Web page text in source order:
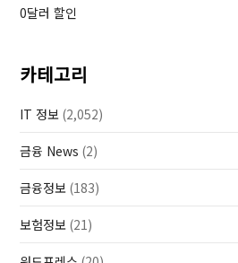
0달러 할인
카테고리
IT 정보 (2,052)
금융 News (2)
금융정보 (183)
보험정보 (21)